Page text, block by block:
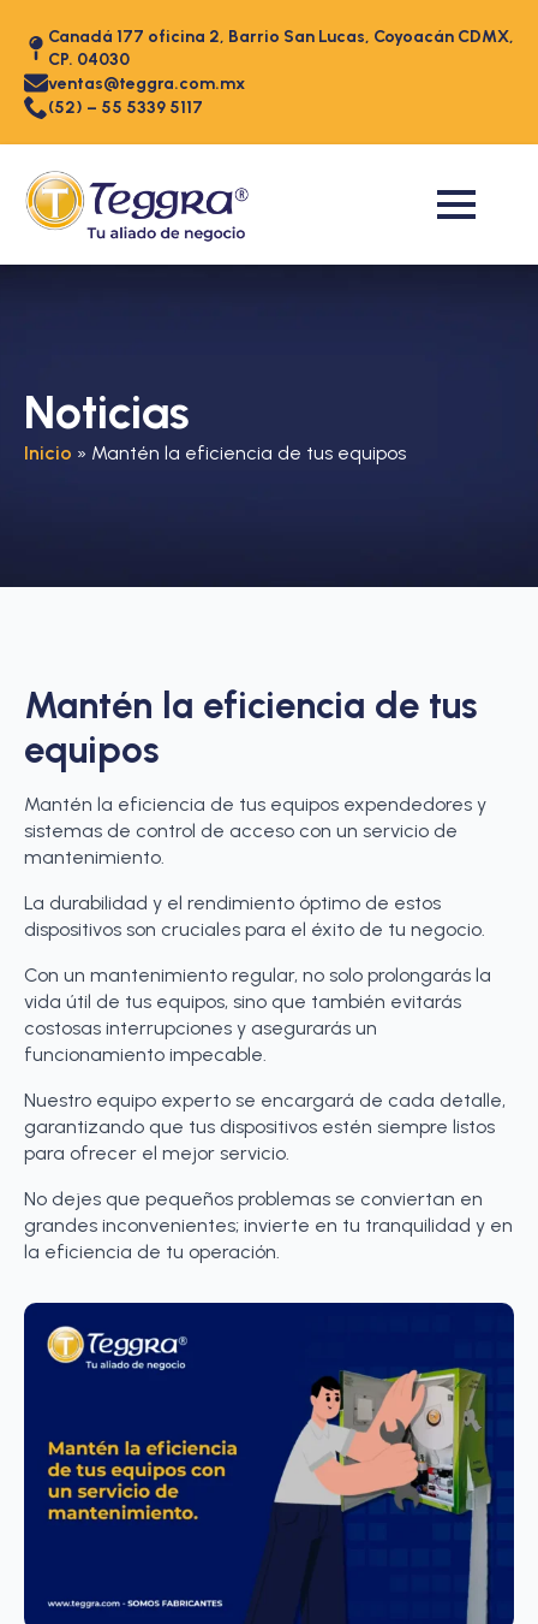
Canadá 177 oficina 2, Barrio San Lucas, Coyoacán CDMX,
CP. 04030
ventas@teggra.com.mx
(52) – 55 5339 5117
Noticias
Inicio » Mantén la eficiencia de tus equipos
Mantén la eficiencia de tus
equipos
Mantén la eficiencia de tus equipos expendedores y
sistemas de control de acceso con un servicio de
mantenimiento.
La durabilidad y el rendimiento óptimo de estos
dispositivos son cruciales para el éxito de tu negocio.
Con un mantenimiento regular, no solo prolongarás la
vida útil de tus equipos, sino que también evitarás
costosas interrupciones y asegurarás un
funcionamiento impecable.
Nuestro equipo experto se encargará de cada detalle,
garantizando que tus dispositivos estén siempre listos
para ofrecer el mejor servicio.
No dejes que pequeños problemas se conviertan en
grandes inconvenientes; invierte en tu tranquilidad y en
la eficiencia de tu operación.